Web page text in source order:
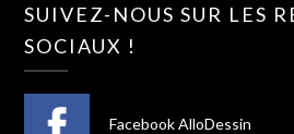
SUIVEZ-NOUS SUR LES
SOCIAUX !
Facebook AlloDessin